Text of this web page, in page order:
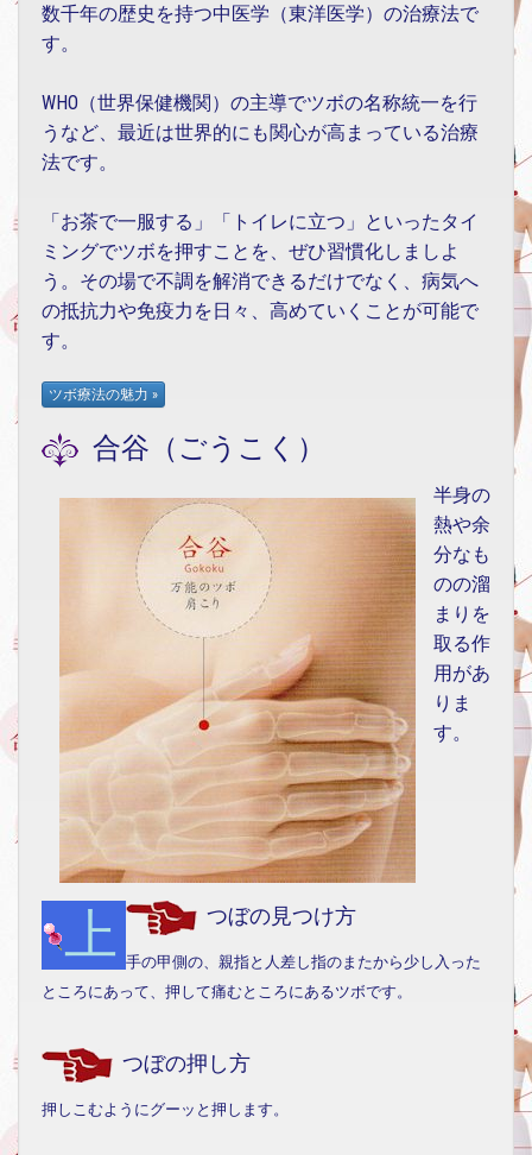
数千年の歴史を持つ中医学（東洋医学）の治療法で
す。
WHO（世界保健機関）の主導でツボの名称統一を行
うなど、最近は世界的にも関心が高まっている治療
法です。
「お茶で一服する」「トイレに立つ」といったタイ
ミングでツボを押すことを、ぜひ習慣化しましよ
う。その場で不調を解消できるだけでなく、病気へ
の抵抗力や免疫力を日々、高めていくことが可能で
す。
合谷（ごうこく）
上
半身の
熱や余
分なも
のの溜
まりを
取る作
用があ
りま
す。
つぼの見つけ方
手の甲側の、親指と人差し指のまたから少し入った
ところにあって、押して痛むところにあるツボです。
つぼの押し方
押しこむようにグーッと押します。